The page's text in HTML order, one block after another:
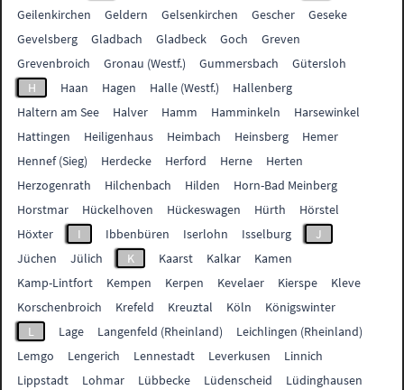
Geilenkirchen
Geldern Gelsenkirchen Gescher
Geseke
Gevelsberg
Gladbach Gladbeck Goch
Greven
Grevenbroich
Gronau (Westf.) Gummersbach
Gütersloh
H
Haan Hagen Halle (Westf.)
Hallenberg
Haltern am See
Halver Hamm Hamminkeln
Harsewinkel
Hattingen
Heiligenhaus Heimbach Heinsberg
Hemer
Hennef (Sieg)
Herdecke Herford Herne
Herten
Herzogenrath
Hilchenbach Hilden
Horn-Bad Meinberg
Horstmar
Hückelhoven Hückeswagen Hürth
Hörstel
Höxter
I Ibbenbüren Iserlohn Isselburg
J
Jüchen
Jülich K Kaarst Kalkar
Kamen
Kamp-Lintfort
Kempen Kerpen Kevelaer Kierspe
Kleve
Korschenbroich
Krefeld Kreuztal Köln
Königswinter
L
Lage Langenfeld (Rheinland)
Leichlingen (Rheinland)
Lemgo
Lengerich Lennestadt Leverkusen
Linnich
Lippstadt
Lohmar Lübbecke Lüdenscheid
Lüdinghausen